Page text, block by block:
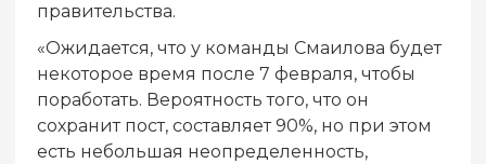
правительства.
«Ожидается, что у команды Смаилова будет
некоторое время после 7 февраля, чтобы
поработать. Вероятность того, что он
сохранит пост, составляет 90%, но при этом
есть небольшая неопределенность,